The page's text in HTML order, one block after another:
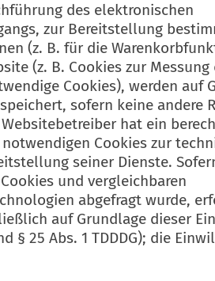
des elektronischen
zur Bereitstellung
(z. B. für die
(z. B. Cookies zur
Cookies), werden auf
sofern keine andere
hat ein
Cookies zur
seiner Dienste.
und vergleichbaren
abgefragt wurde,
auf Grundlage dieser
§ 25 Abs. 1 TDDDG); die